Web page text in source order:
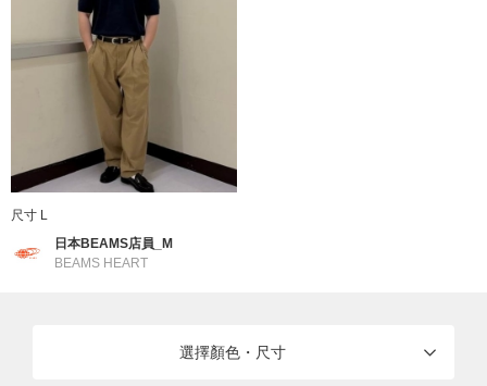
商品編號 ： 11-05-0260-060
尺寸 L
日本BEAMS店員_M
BEAMS HEART
選擇顏色・尺寸